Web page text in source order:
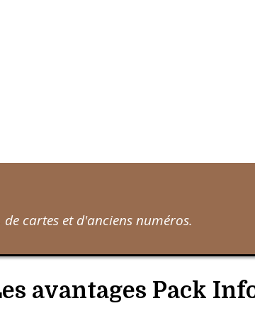
cartes et d'anciens numéros.
avantages Pack